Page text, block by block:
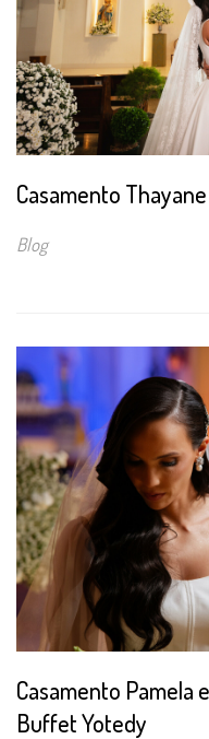
Casamento
Blog
Casamento Pamela
Buffet Yotedy